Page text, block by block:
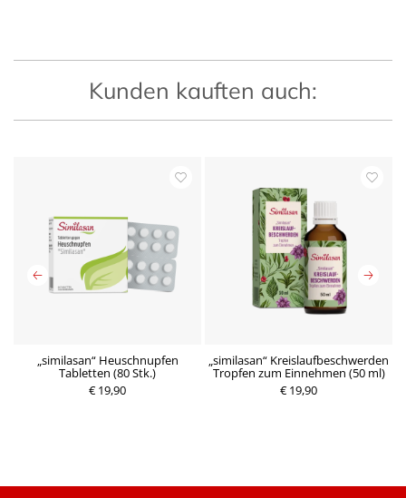
Kunden kauften auch:
„similasan“ Heuschnupfen
Tabletten (80 Stk.)
€ 19,90
„similasan“ Kreislaufbeschwerden
Tropfen zum Einnehmen (50 ml)
€ 19,90
P